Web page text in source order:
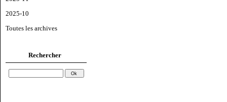
2025-10
Toutes les archives
Rechercher